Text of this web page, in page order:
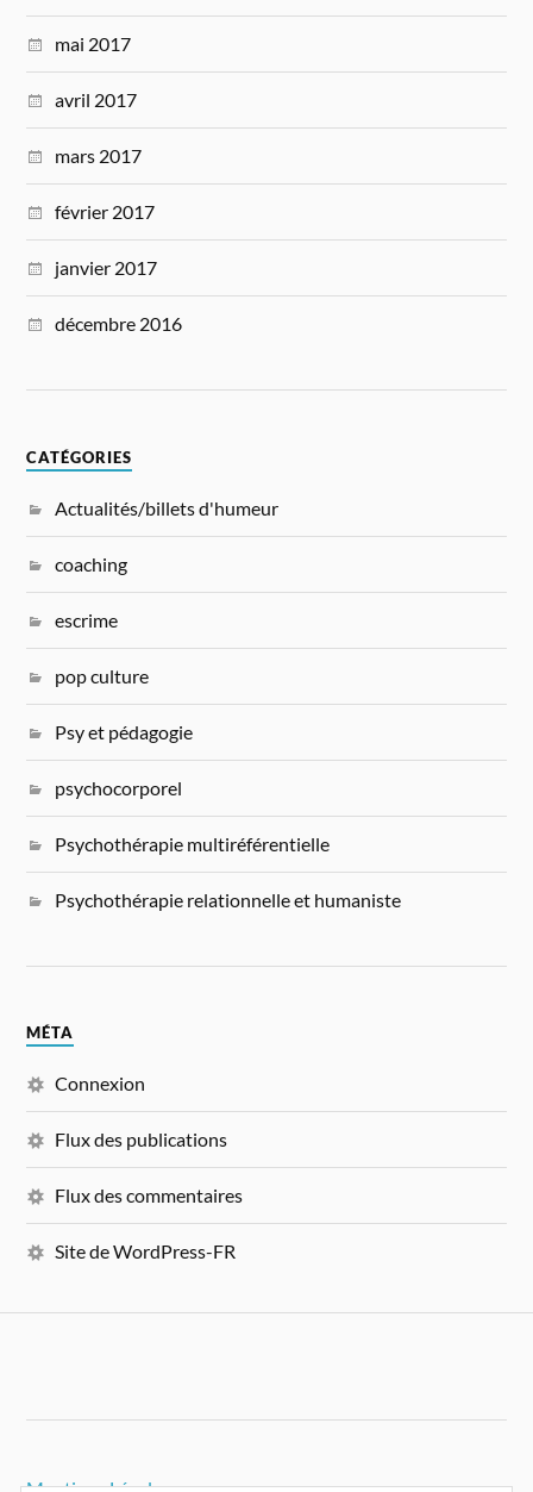
mai 2017
avril 2017
mars 2017
février 2017
janvier 2017
décembre 2016
CATÉGORIES
Actualités/billets d'humeur
coaching
escrime
pop culture
Psy et pédagogie
psychocorporel
Psychothérapie multiréférentielle
Psychothérapie relationnelle et humaniste
MÉTA
Connexion
Flux des publications
Flux des commentaires
Site de WordPress-FR